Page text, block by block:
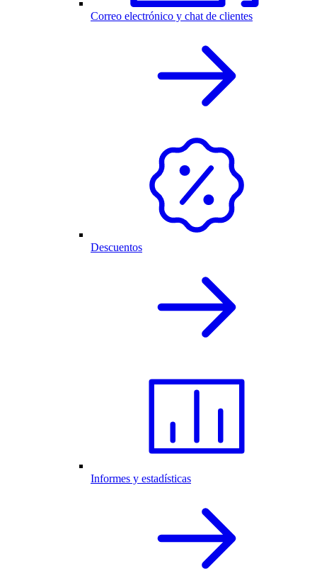
Correo electrónico y chat de clientes
Descuentos
Informes y estadísticas